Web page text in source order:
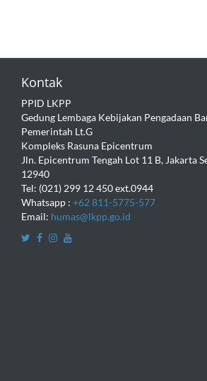
Kontak
PPID LKPP
Gedung Lembaga Kebijakan Pengadaan
Pemerintah Lt.G
Kompleks Rasuna Epicentrum
Jln. Epicentrum Tengah Lot 11 B, Jakarta
12940
Tel: (021) 299 12 450 ext.0944
Whatsapp : +62 811-5775-577
Email: humas@lkpp.go.id